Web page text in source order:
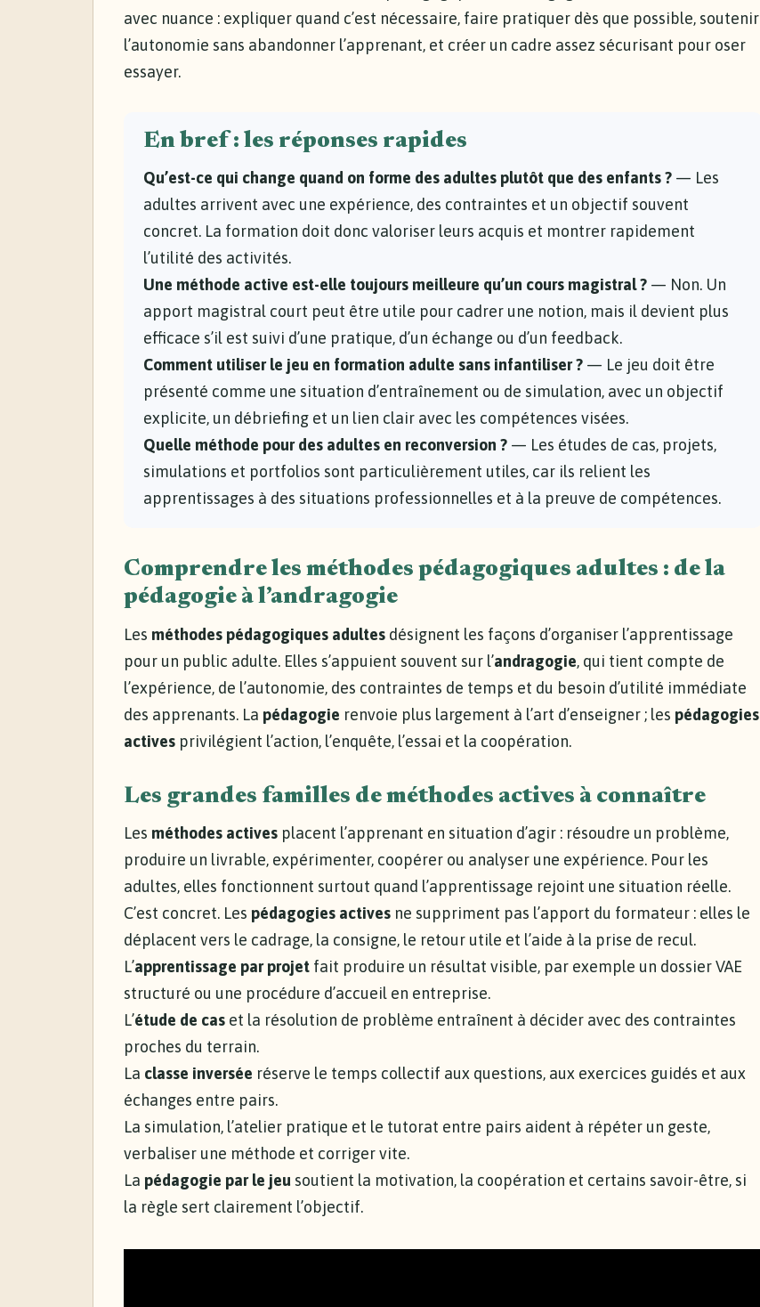
avec nuance : expliquer quand c’est nécessaire, faire pratiquer dès que possible, soutenir
l’autonomie sans abandonner l’apprenant, et créer un cadre assez sécurisant pour oser
essayer.
En bref : les réponses rapides
Qu’est-ce qui change quand on forme des adultes plutôt que des enfants ? — Les
adultes arrivent avec une expérience, des contraintes et un objectif souvent
concret. La formation doit donc valoriser leurs acquis et montrer rapidement
l’utilité des activités.
Une méthode active est-elle toujours meilleure qu’un cours magistral ? — Non. Un
apport magistral court peut être utile pour cadrer une notion, mais il devient plus
efficace s’il est suivi d’une pratique, d’un échange ou d’un feedback.
Comment utiliser le jeu en formation adulte sans infantiliser ? — Le jeu doit être
présenté comme une situation d’entraînement ou de simulation, avec un objectif
explicite, un débriefing et un lien clair avec les compétences visées.
Quelle méthode pour des adultes en reconversion ? — Les études de cas, projets,
simulations et portfolios sont particulièrement utiles, car ils relient les
apprentissages à des situations professionnelles et à la preuve de compétences.
Comprendre les méthodes pédagogiques adultes : de la
pédagogie à l’andragogie
Les méthodes pédagogiques adultes désignent les façons d’organiser l’apprentissage
pour un public adulte. Elles s’appuient souvent sur l’andragogie, qui tient compte de
l’expérience, de l’autonomie, des contraintes de temps et du besoin d’utilité immédiate
des apprenants. La pédagogie renvoie plus largement à l’art d’enseigner ; les pédagogies
actives privilégient l’action, l’enquête, l’essai et la coopération.
Les grandes familles de méthodes actives à connaître
Les méthodes actives placent l’apprenant en situation d’agir : résoudre un problème,
produire un livrable, expérimenter, coopérer ou analyser une expérience. Pour les
adultes, elles fonctionnent surtout quand l’apprentissage rejoint une situation réelle.
C’est concret. Les pédagogies actives ne suppriment pas l’apport du formateur : elles le
déplacent vers le cadrage, la consigne, le retour utile et l’aide à la prise de recul.
L’apprentissage par projet fait produire un résultat visible, par exemple un dossier VAE
structuré ou une procédure d’accueil en entreprise.
L’étude de cas et la résolution de problème entraînent à décider avec des contraintes
proches du terrain.
La classe inversée réserve le temps collectif aux questions, aux exercices guidés et aux
échanges entre pairs.
La simulation, l’atelier pratique et le tutorat entre pairs aident à répéter un geste,
verbaliser une méthode et corriger vite.
La pédagogie par le jeu soutient la motivation, la coopération et certains savoir-être, si
la règle sert clairement l’objectif.